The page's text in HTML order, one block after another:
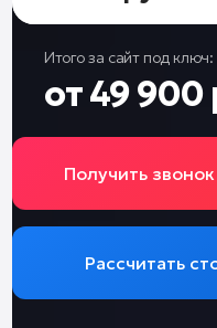
Итого за сайт под ключ:
от 49 900
Получить
Рассчитать